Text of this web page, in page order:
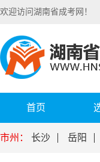
欢迎访问湖南省成考网！
首页
市州： 长沙 岳阳